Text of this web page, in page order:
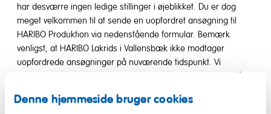
Denne hjemmeside bruger cookies
har desværre ingen ledige stillinger i øjeblikket. Du er dog
meget velkommen til at sende en uopfordret ansøgning til
HARIBO Produktion via nedenstående formular. Bemærk
venligst, at HARIBO Lakrids i Vallensbæk ikke modtager
uopfordrede ansøgninger på nuværende tidspunkt. Vi
opfordrer dig desuden til løbende at holde dig opdateret på
På den måde kan der opstå søde muligheder i fremtiden.